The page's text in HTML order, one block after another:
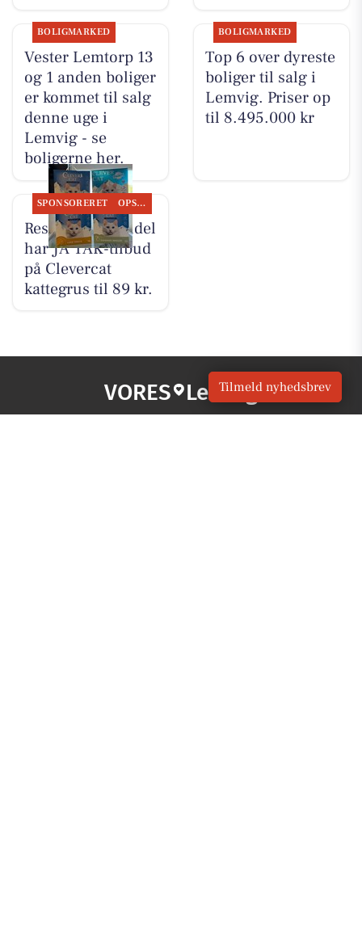
BOLIGMARKED
Vester Lemtorp 13
og 1 anden boliger
er kommet til salg
denne uge i
Lemvig - se
boligerne her.
BOLIGMARKED
Top 6 over dyreste
boliger til salg i
Lemvig. Priser op
til 8.495.000 kr
SPONSORERET OPSLAGSTAVLEN
Resen Landhandel
har JA TAK-tilbud
på Clevercat
kattegrus til 89 kr.
VORES Lemvig
Tilmeld nyhedsbrev